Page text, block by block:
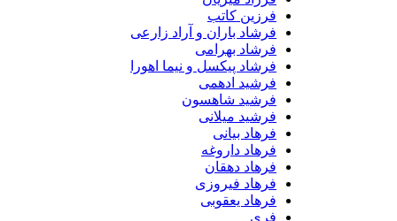
فرزین کاتب
فرشاد باران و آراد زارعی
فرشاد بهرامی
فرشاد پیکسل و نیما اهورا
فرشید ادهمی
فرشید شاهسون
فرشید میلانی
فرهاد بیانی
فرهاد داروغه
فرهاد دهقان
فرهاد فیروزی
فرهاد یعقوبی